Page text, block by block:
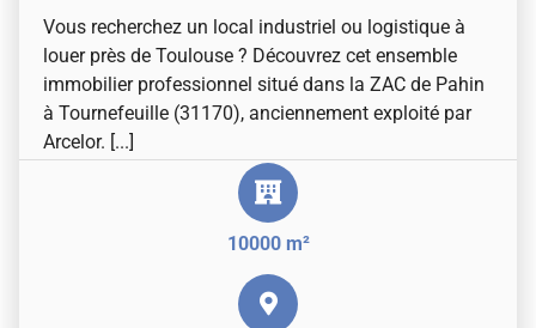
Vous recherchez un local industriel ou logistique à
louer près de Toulouse ? Découvrez cet ensemble
immobilier professionnel situé dans la ZAC de Pahin
à Tournefeuille (31170), anciennement exploité par
Arcelor. [...]
10000 m²